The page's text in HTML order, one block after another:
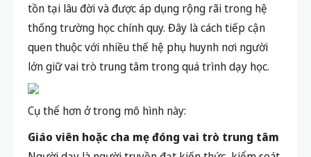
tồn tại lâu đời và được áp dụng rộng rãi trong hệ
thống trường học chính quy. Đây là cách tiếp cận
quen thuộc với nhiều thế hệ phụ huynh nơi người
lớn giữ vai trò trung tâm trong quá trình dạy học.
Cụ thể hơn ở trong mô hình này:
Giáo viên hoặc cha mẹ đóng vai trò trung tâm